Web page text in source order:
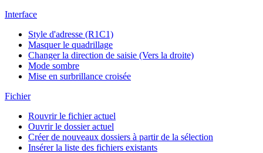
Interface
Style d'adresse (R1C1)
Masquer le quadrillage
Changer la direction de saisie (Vers la droite)
Mode sombre
Mise en surbrillance croisée
Fichier
Rouvrir le fichier actuel
Ouvrir le dossier actuel
Créer de nouveaux dossiers à partir de la sélection
Insérer la liste des fichiers existants